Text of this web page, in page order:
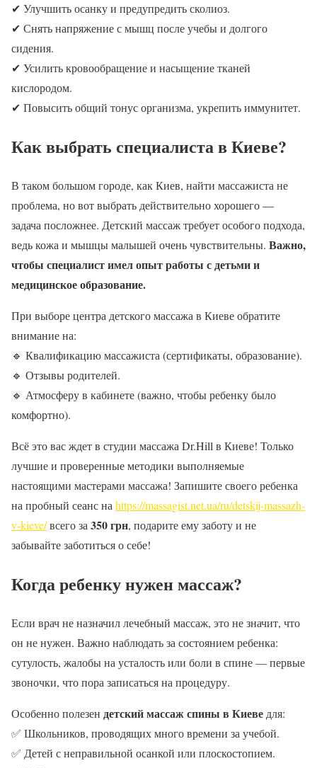
✔ Улучшить осанку и предупредить сколиоз.
✔ Снять напряжение с мышц после учебы и долгого
сидения.
✔ Усилить кровообращение и насыщение тканей
кислородом.
✔ Повысить общий тонус организма, укрепить иммунитет.
Как выбрать специалиста в Киеве?
В таком большом городе, как Киев, найти массажиста не
проблема, но вот выбрать действительно хорошего —
задача посложнее. Детский массаж требует особого подхода,
ведь кожа и мышцы малышей очень чувствительны. Важно,
чтобы специалист имел опыт работы с детьми и
медицинское образование.
При выборе центра детского массажа в Киеве обратите
внимание на:
🔹 Квалификацию массажиста (сертификаты, образование).
🔹 Отзывы родителей.
🔹 Атмосферу в кабинете (важно, чтобы ребенку было
комфортно).
Всё это вас ждет в студии массажа Dr.Hill в Киеве! Только
лучшие и проверенные методики выполняемые
настоящими мастерами массажа! Запишите своего ребенка
на пробный сеанс наhttps://massagist.net.ua/ru/detskij-massazh-
v-kieve/всего за350 грн, подарите ему заботу и не
забывайте заботиться о себе!
Когда ребенку нужен массаж?
Если врач не назначил лечебный массаж, это не значит, что
он не нужен. Важно наблюдать за состоянием ребенка:
сутулость, жалобы на усталость или боли в спине — первые
звоночки, что пора записаться на процедуру.
Особенно полезен детский массаж спины в Киеве для:
✅ Школьников, проводящих много времени за учебой.
✅ Детей с неправильной осанкой или плоскостопием.